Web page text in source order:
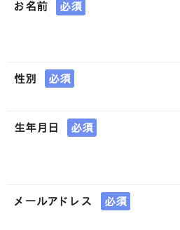
お名前 必須
性別 必須
生年月日 必須
メールアドレス 必須